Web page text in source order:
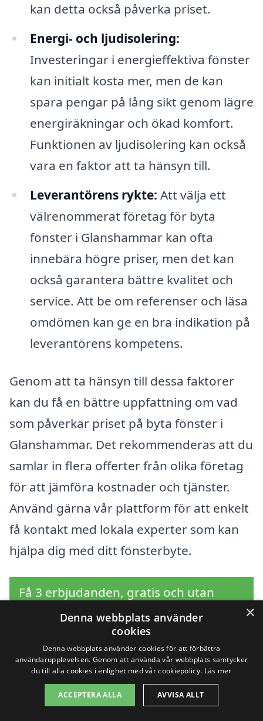
kan detta också påverka priset.
Energi- och ljudisolering:
Investeringar i energieffektiva fönster
kan initialt kosta mer, men de kan
spara pengar på lång sikt genom lägre
energiräkningar och ökad komfort.
Funktionen av ljudisolering kan också
vara en faktor att ta hänsyn till.
Leverantörens rykte: Att välja ett
välrenommerat företag för byta
fönster i Glanshammar kan ofta
innebära högre priser, men det kan
också garantera bättre kvalitet och
service. Att be om referenser och läsa
omdömen kan ge en bra indikation på
leverantörens kompetens.
Genom att ta hänsyn till dessa faktorer
kan du få en bättre uppfattning om vad
som påverkar priset på byta fönster i
Glanshammar. Det rekommenderas att du
samlar in flera offerter från olika företag
för att jämföra kostnader och tjänster.
Använd gärna vår plattform för att enkelt
få kontakt med lokala experter som kan
hjälpa dig med ditt fönsterbyte.
Få 3 erbjudanden, gratis och utan
förpliktelser
Sök efter en
professionell för byta
×
Denna webbplats använder
cookies
Denna webbplats använder cookies för att förbättra
användarupplevelsen. Genom att använda vår webbplats samtycker
du till alla cookies i enlighet med vår cookiepolicy. Läs mer
ACCEPTERA ALLA AVVISA ALLT